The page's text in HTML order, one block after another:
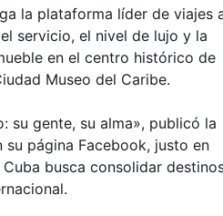
la plataforma líder de viajes
servicio, el nivel de lujo y la
en el centro histórico de
Museo del Caribe.
su gente, su alma», publicó la
página Facebook, justo en
busca consolidar